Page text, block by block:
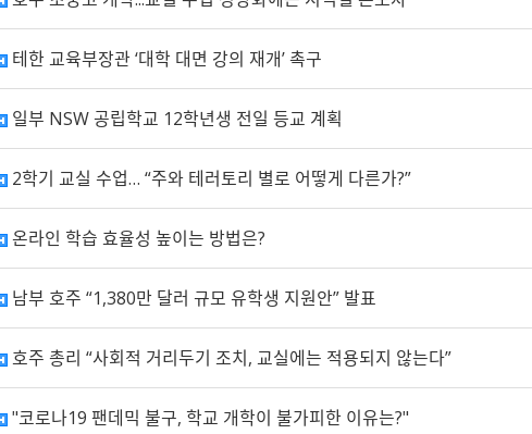
테한 교육부장관 ‘대학 대면 강의 재개’ 촉구
일부 NSW 공립학교 12학년생 전일 등교 계획
2학기 교실 수업… “주와 테러토리 별로 어떻게 다른가?”
온라인 학습 효율성 높이는 방법은?
남부 호주 “1,380만 달러 규모 유학생 지원안” 발표
호주 총리 “사회적 거리두기 조치, 교실에는 적용되지 않는다”
"코로나19 팬데믹 불구, 학교 개학이 불가피한 이유는?"